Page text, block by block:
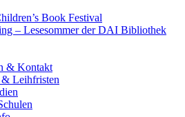
Book Festival
– Lesesommer der DAI Bibliothek
& Kontakt
Leihfristen